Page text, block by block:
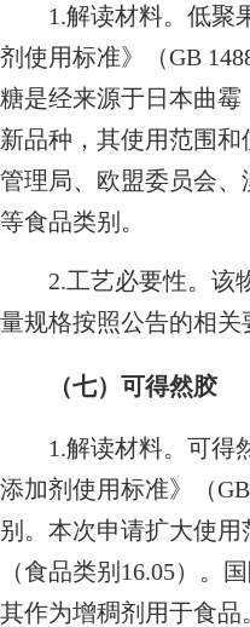
1.解读材料。低聚果
剂使用标准》（GB
糖是经来源于日本曲霉
新品种，其使用范围和
管理局、欧盟委员会
等食品类别。
2.工艺必要性。该物
量规格按照公告的相关
（七）可得然胶
1.解读材料。可得然
添加剂使用标准》（
别。本次申请扩大使
（食品类别16.05）。
其作为增稠剂用于食